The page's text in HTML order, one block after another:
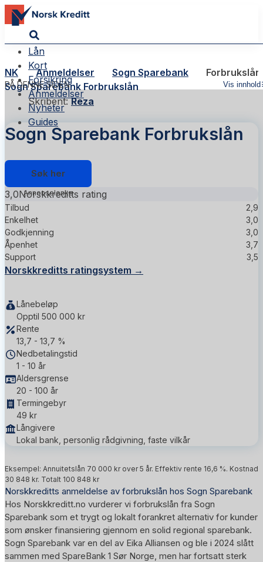
Lån
Kort
Forsikring
Anmeldelser
Nyheter
Guides
NK Anmeldelser Sogn Sparebank Forbrukslån
PÅ DENNE SIDEN Vis innhold
Sogn Sparebank Forbrukslån
Skribent:Reza
Sogn Sparebank Forbrukslån
Søk her
3,0Norskkreditts rating
Tilbud
2,9
Enkelhet
3,0
Godkjenning
3,0
Åpenhet
3,7
Support
3,5
Norskkreditts ratingsystem →
Lånebeløp
Opptil 500 000 kr
Rente
13,7 - 13,7 %
Nedbetalingstid
1 - 10 år
Aldersgrense
20 - 100 år
Termingebyr
49 kr
Långivere
Lokal bank, personlig rådgivning, faste vilkår
Eksempel: Annuitetslån 70 000 kr over 5 år. Effektiv rente 16,6 %. Kostnad
30 848 kr. Totalt 100 848 kr
Norskkreditts anmeldelse av forbrukslån hos Sogn Sparebank
Hos Norskkreditt.no vurderer vi forbrukslån fra Sogn
Sparebank som et trygt og lokalt forankret alternativ for kunder
som ønsker finansiering gjennom en solid regional sparebank.
Sogn Sparebank var en del av Eika Alliansen og ble i 2024 slått
sammen med SpareBank 1 Sør Norge, men har fortsatt sterk